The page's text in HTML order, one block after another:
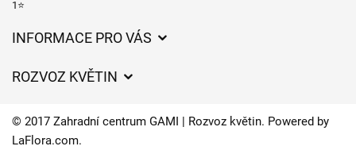
1⭐
INFORMACE PRO VÁS
Často kladené dotazy
O nás
ROZVOZ KVĚTIN
Kam doručujeme květiny
© 2017 Zahradní centrum GAMI | Rozvoz květin. Powered by
LaFlora.com.